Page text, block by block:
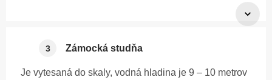
(vyše 20 senných vozvo) boli vyvezené z kostnice
začiatkom 20. storočia a pochované v spoločnom
Podzemné miestnosti slúžili ako žalár a mučiareň pre
1525 – 1526, nespokojných baníkov v 17. storočí,
v malých priestoroch s hrubými kamennými múrmi,
3 Zámocká studňa
Je vytesaná do skaly, vodná hladina je 9 – 10 metrov